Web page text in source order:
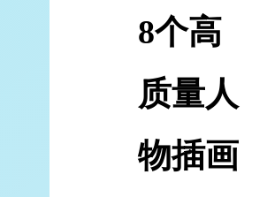
8个高
质量人
物插画